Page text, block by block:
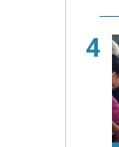
4